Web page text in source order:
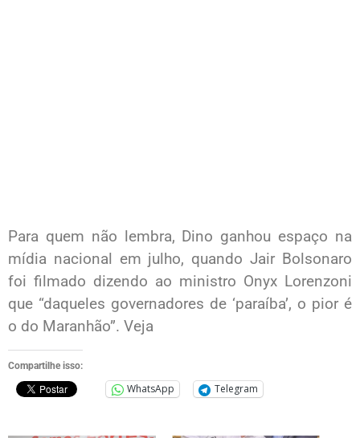
Para quem não lembra, Dino ganhou espaço na
mídia nacional em julho, quando Jair Bolsonaro
foi filmado dizendo ao ministro Onyx Lorenzoni
que “daqueles governadores de ‘paraíba’, o pior é
o do Maranhão”. Veja
Compartilhe isso:
WhatsApp Telegram